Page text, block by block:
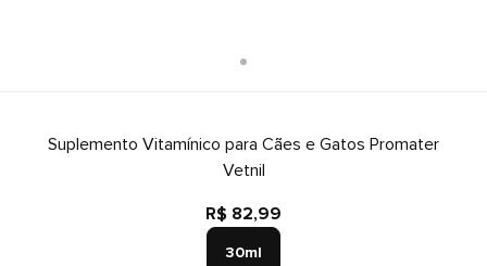
Suplemento Vitamínico para Cães e Gatos Promater
Vetnil
R$ 82,99
30ml